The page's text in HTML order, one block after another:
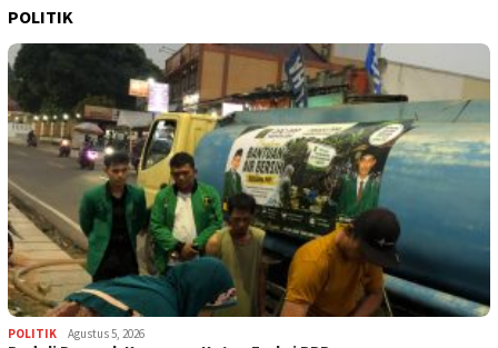
POLITIK
POLITIK Agustus 5, 2026